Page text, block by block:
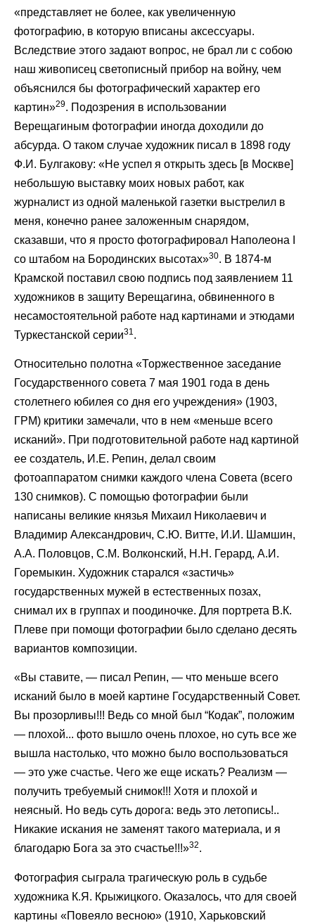
«представляет не более, как увеличенную
фотографию, в которую вписаны аксессуары.
Вследствие этого задают вопрос, не брал ли с собою
наш живописец светописный прибор на войну, чем
объяснился бы фотографический характер его
картин»29. Подозрения в использовании
Верещагиным фотографии иногда доходили до
абсурда. О таком случае художник писал в 1898 году
Ф.И. Булгакову: «Не успел я открыть здесь [в Москве]
небольшую выставку моих новых работ, как
журналист из одной маленькой газетки выстрелил в
меня, конечно ранее заложенным снарядом,
сказавши, что я просто фотографировал Наполеона I
со штабом на Бородинских высотах»30. В 1874-м
Крамской поставил свою подпись под заявлением 11
художников в защиту Верещагина, обвиненного в
несамостоятельной работе над картинами и этюдами
Туркестанской серии31 .
Относительно полотна «Торжественное заседание
Государственного совета 7 мая 1901 года в день
столетнего юбилея со дня его учреждения» (1903,
ГРМ) критики замечали, что в нем «меньше всего
исканий». При подготовительной работе над картиной
ее создатель, И.Е. Репин, делал своим
фотоаппаратом снимки каждого члена Совета (всего
130 снимков). С помощью фотографии были
написаны великие князья Михаил Николаевич и
Владимир Александрович, С.Ю. Витте, И.И. Шамшин,
А.А. Половцов, С.М. Волконский, Н.Н. Герард, А.И.
Горемыкин. Художник старался «застичь»
государственных мужей в естественных позах,
снимал их в группах и поодиночке. Для портрета В.К.
Плеве при помощи фотографии было сделано десять
вариантов композиции.
«Вы ставите, — писал Репин, — что меньше всего
исканий было в моей картине Государственный Совет.
Вы прозорливы!!! Ведь со мной был “Кодак”, положим
— плохой... фото вышло очень плохое, но суть все же
вышла настолько, что можно было воспользоваться
— это уже счастье. Чего же еще искать? Реализм —
получить требуемый снимок!!! Хотя и плохой и
неясный. Но ведь суть дорога: ведь это летопись!..
Никакие искания не заменят такого материала, и я
благодарю Бога за это счастье!!!»32.
Фотография сыграла трагическую роль в судьбе
художника К.Я. Крыжицкого. Оказалось, что для своей
картины «Повеяло весною» (1910, Харьковский